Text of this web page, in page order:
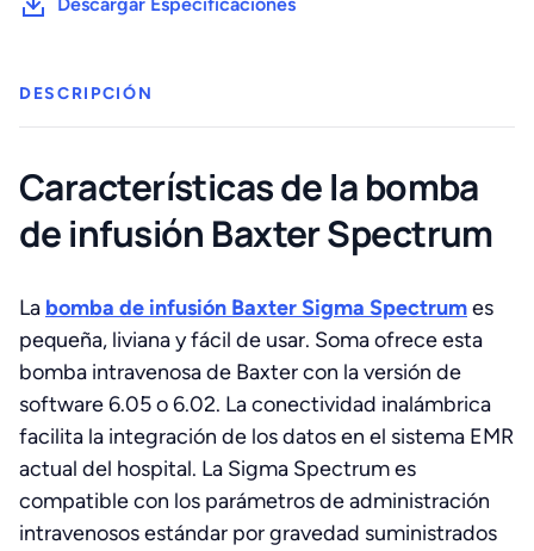
DESCRIPCIÓN
Características de la bomba
de infusión Baxter Spectrum
La bomba de infusión Baxter Sigma Spectrumes
pequeña, liviana y fácil de usar. Soma ofrece esta
bomba intravenosa de Baxter con la versión de
software 6.05 o 6.02. La conectividad inalámbrica
facilita la integración de los datos en el sistema EMR
actual del hospital. La Sigma Spectrum es
compatible con los parámetros de administración
intravenosos estándar por gravedad suministrados